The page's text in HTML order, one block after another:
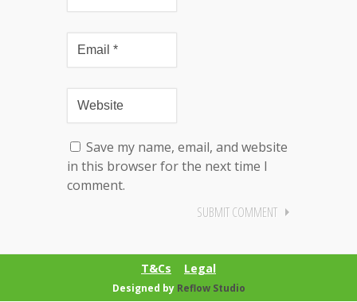
Save my name, email, and website
in this browser for the next time I
comment.
T&Cs Legal
Designed by Reflow Studio